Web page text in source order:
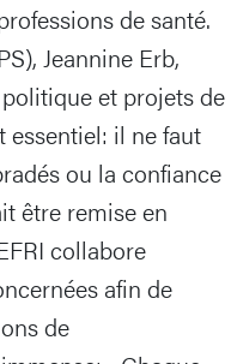
de santé.
Jeannine Erb,
et projets de
il ne faut
ou la confiance
être remise en
collabore
afin de
de